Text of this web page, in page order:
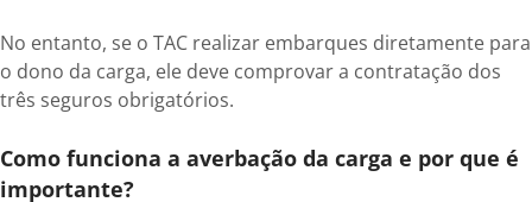
No entanto, se o TAC realizar embarques diretamente para
o dono da carga, ele deve comprovar a contratação dos
três seguros obrigatórios.
Como funciona a averbação da carga e por que é
importante?